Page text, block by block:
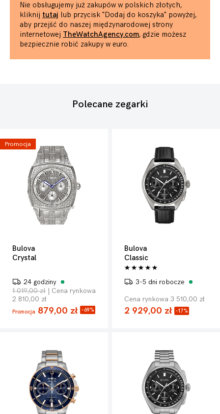
Nie obsługujemy już zakupów w polskich złotych,
kliknij tutaj lub przycisk "Dodaj do koszyka" powyżej,
aby przejść do naszej międzynarodowej strony
internetowej TheWatchAgency.com, gdzie możesz
bezpiecznie robić zakupy w euro.
Polecane zegarki
Promocja
Bulova
Crystal
24 godziny
1 019,00 zł | Cena rynkowa
2 810,00 zł
Promocja 879,00 zł -69%
Bulova
Classic
3-5 dni robocze
Cena rynkowa 3 510,00 zł
2 929,00 zł -17%